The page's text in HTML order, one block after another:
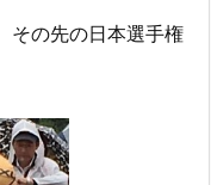
その先の日本選手権